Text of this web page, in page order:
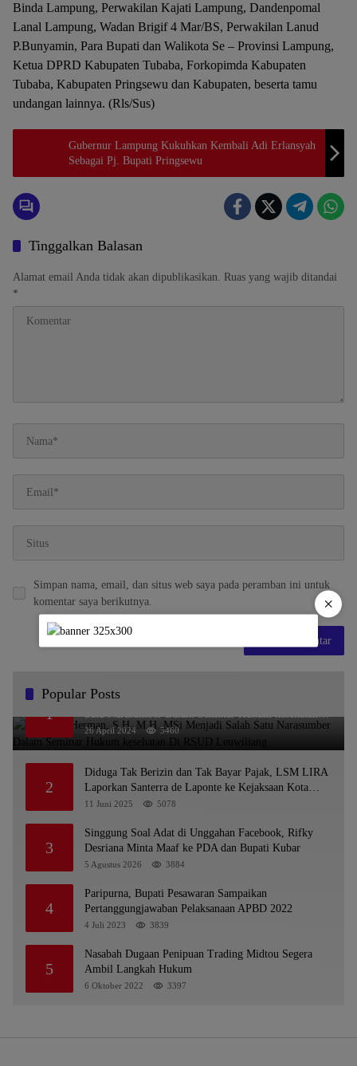
Binda Lampung, Perwakilan Kajati Lampung, Dandenpomal
Lanal Lampung, Wadan Brigif 4 Mar/BS, Perwakilan Lanud
P.Bunyamin, Para Bupati dan Walikota Se – Provinsi Lampung,
Ketua DPRD Kabupaten Tubaba, Forkopimda Kabupaten
Tubaba, Kabupaten Pringsewu dan Kabupaten, beserta tamu
undangan lainnya. (Rls/Sus)
Gubernur Lampung Kukuhkan Kembali Adi Erlansyah
Sebagai Pj. Bupati Pringsewu
Tinggalkan Balasan
Alamat email Anda tidak akan dipublikasikan. Ruas yang wajib ditandai
*
Simpan nama, email, dan situs web saya pada peramban ini untuk
komentar saya berikutnya.
Popular Posts
1
Dr. KMS Herman, S.H.,M.H.,MSi Menjadi Salah
Satu Narasumber Dalam Seminar Hukum kesehatan
Di RSUD Leuwiliang
26 April 2024 5460
2
Diduga Tak Berizin dan Tak Bayar Pajak, LSM LIRA
Laporkan Santerra de Laponte ke Kejaksaan Kota
Batu
11 Juni 2025 5078
3
Singgung Soal Adat di Unggahan Facebook, Rifky
Desriana Minta Maaf ke PDA dan Bupati Kubar
5 Agustus 2026 3884
4
Paripurna, Bupati Pesawaran Sampaikan
Pertanggungjawaban Pelaksanaan APBD 2022
4 Juli 2023 3839
5
Nasabah Dugaan Penipuan Trading Midtou Segera
Ambil Langkah Hukum
6 Oktober 2022 3397
×